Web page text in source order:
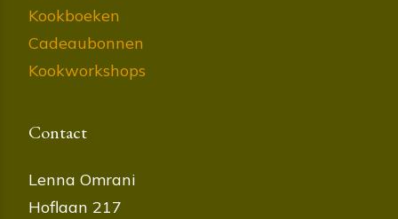
Kookboeken
Cadeaubonnen
Kookworkshops
Contact
Lenna Omrani
Hoflaan 217